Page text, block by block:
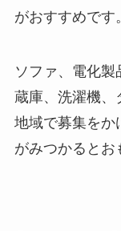
がおすすめです。
ソファ、電化
蔵庫、洗濯機、
地域で募集をか
がみつかるとお